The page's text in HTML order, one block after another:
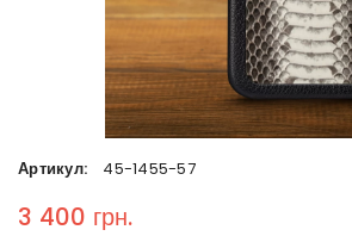
Артикул: 45-1455-57
Regular price
3 400 грн.